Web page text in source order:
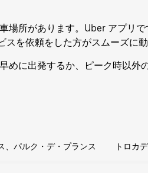
所があります。Uber アプリ
を依頼をした方がスムーズに動
に出発するか、ピーク時以外
、パルク・デ・プランス トロカ